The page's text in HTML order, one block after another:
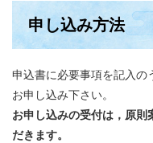
申し込み方法
申込書に必要事項を記入の
お申し込み下さい。
お申し込みの受付は，原則
だきます。